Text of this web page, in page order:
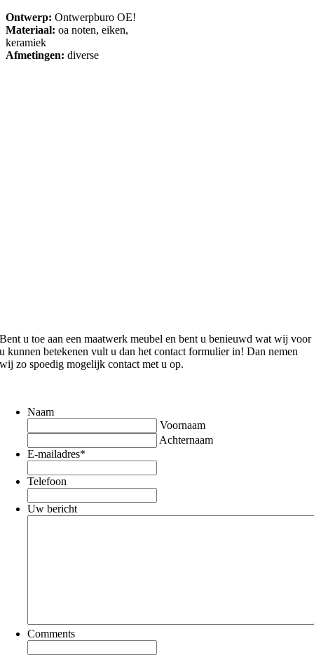
Ontwerp: Ontwerpburo OE!
Materiaal: oa noten, eiken,
keramiek
Afmetingen: diverse
Bent u toe aan een maatwerk meubel en bent u benieuwd wat wij voor
u kunnen betekenen vult u dan het contact formulier in! Dan nemen
wij zo spoedig mogelijk contact met u op.
Naam
Voornaam
Achternaam
E-mailadres*
Telefoon
Uw bericht
Comments